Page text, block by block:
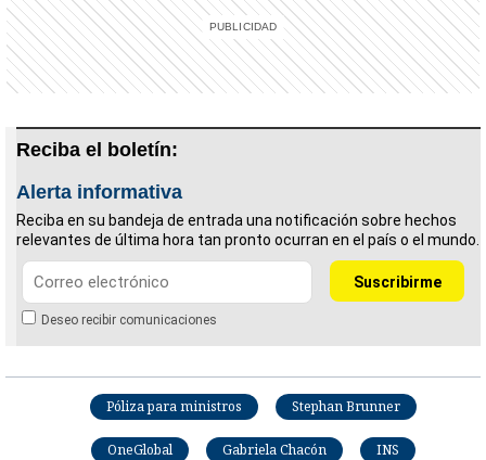
Reciba el boletín:
Alerta informativa
Reciba en su bandeja de entrada una notificación sobre hechos
relevantes de última hora tan pronto ocurran en el país o el mundo.
Deseo recibir comunicaciones
Póliza para ministros Stephan Brunner
OneGlobal Gabriela Chacón INS